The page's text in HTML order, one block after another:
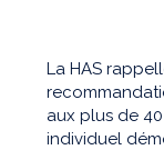
La HAS
aux plus de
individuel